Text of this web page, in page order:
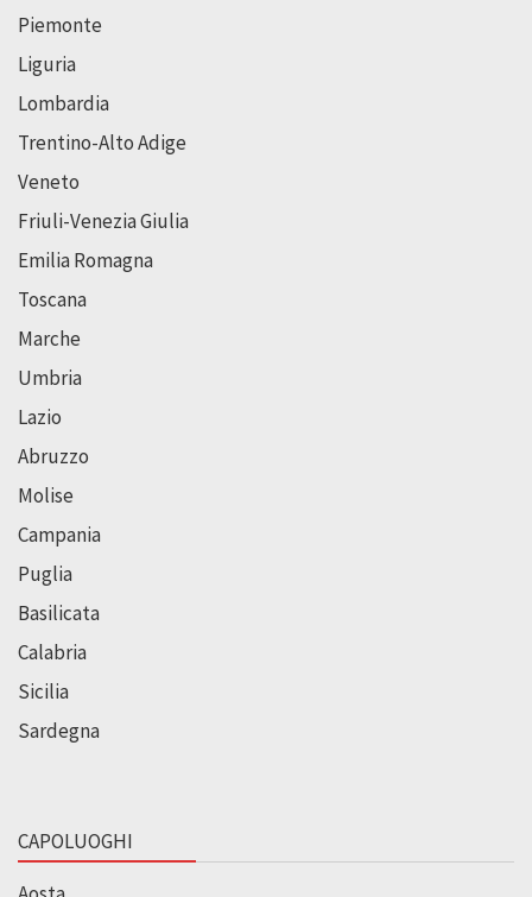
Piemonte
Liguria
Lombardia
Trentino-Alto Adige
Veneto
Friuli-Venezia Giulia
Emilia Romagna
Toscana
Marche
Umbria
Lazio
Abruzzo
Molise
Campania
Puglia
Basilicata
Calabria
Sicilia
Sardegna
CAPOLUOGHI